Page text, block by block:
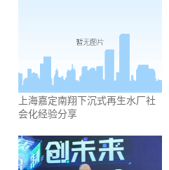
上海嘉定南翔下沉式再生水厂社
会化经验分享